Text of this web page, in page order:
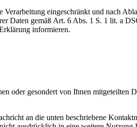
eingeschränkt und nach
Daten gemäß Art. 6 Abs. 1 S. 1 lit. a
informieren.
oder gesondert von Ihnen
an die unten beschriebene